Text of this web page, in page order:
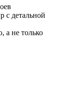
с детальной
а не только